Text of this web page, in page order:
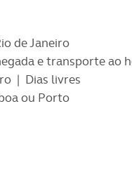
de Janeiro
e transporte ao
| Dias livres
ou Porto